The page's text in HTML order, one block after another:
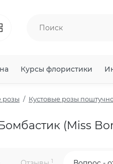
Курсы флористики
розы Кустовые розы
(Miss
1